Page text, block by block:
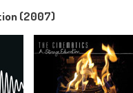
(2007)